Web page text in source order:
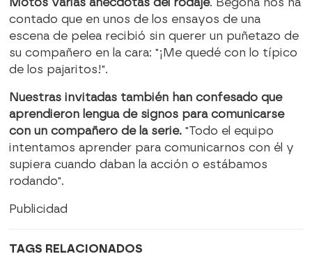
Motos varias anécdotas del rodaje. Begoña nos ha
contado que en unos de los ensayos de una
escena de pelea recibió sin querer un puñetazo de
su compañero en la cara: "¡Me quedé con lo típico
de los pajaritos!".
Nuestras invitadas también han confesado que
aprendieron lengua de signos para comunicarse
con un compañero de la serie."Todo el equipo
intentamos aprender para comunicarnos con él y
supiera cuando daban la acción o estábamos
rodando".
Publicidad
TAGS RELACIONADOS